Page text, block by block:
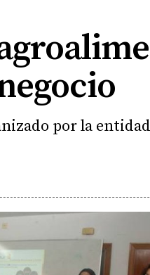
por la